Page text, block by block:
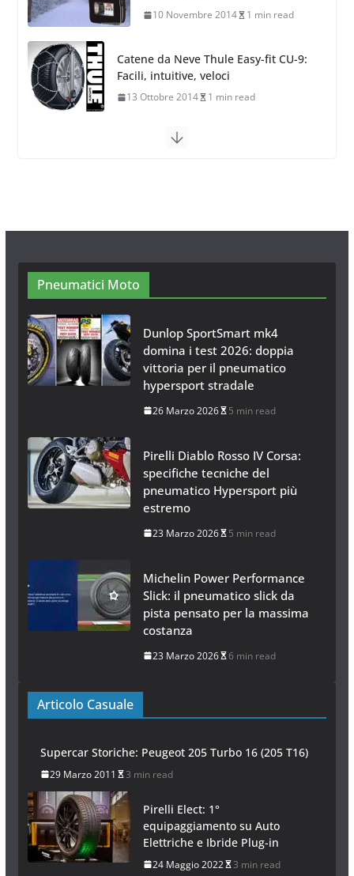
13 Ottobre 2014 1 min read
Calze da Neve Arexocks by
Arexons
26 Ottobre 2013 1 min read
Calze da Neve per Auto 2025:
26 Gennaio 2017
Pneumatici Moto
Dunlop SportSmart mk4
domina i test 2026: doppia
vittoria per il pneumatico
hypersport stradale
26 Marzo 2026 5 min read
Pirelli Diablo Rosso IV Corsa:
specifiche tecniche del
pneumatico Hypersport più
estremo
23 Marzo 2026 5 min read
Michelin Power Performance
Slick: il pneumatico slick da
pista pensato per la massima
costanza
23 Marzo 2026 6 min read
Articolo Casuale
Supercar Storiche: Peugeot 205 Turbo 16 (205 T16)
29 Marzo 2011 3 min read
Pirelli Elect: 1°
equipaggiamento su Auto
Elettriche e Ibride Plug-in
24 Maggio 2022 3 min read